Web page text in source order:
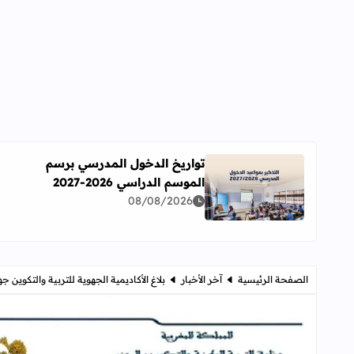
اقرأ المزيد عن تواريخ الدخول المدرسي برسم الموسم
تواريخ الدخول المدرسي برسم
الموسم الدراسي 2026-2027
08/08/2026
الصفحة الرئيسية آخر الأخبار بلاغ الأكاديمية الجهوية للتربية